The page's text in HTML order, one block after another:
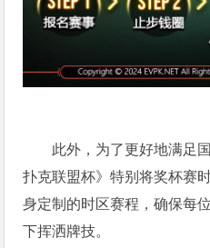
此外，为了更好地满足
扑克联盟杯》特别将奖杯赛
身定制的时区赛程，确保每
下挥洒牌技。